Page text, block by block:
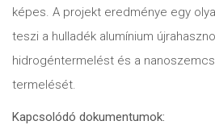
képes. A projekt eredménye egy
teszi a hulladék alumínium
hidrogéntermelést és a
termelését.
Kapcsolódó dokumentumok: